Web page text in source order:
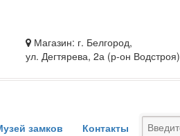
Магазин: г. Белгород,
ул. Дегтярева, 2а (р-он Водстроя)
замков Контакты